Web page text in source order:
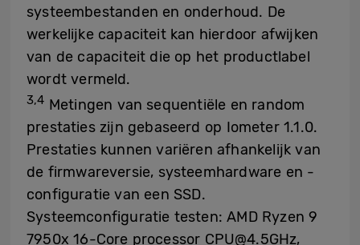
systeembestanden en onderhoud. De
werkelijke capaciteit kan hierdoor afwijken
van de capaciteit die op het productlabel
wordt vermeld.
3,4 Metingen van sequentiële en random
prestaties zijn gebaseerd op Iometer 1.1.0.
Prestaties kunnen variëren afhankelijk van
de firmwareversie, systeemhardware en -
configuratie van een SSD.
Systeemconfiguratie testen: AMD Ryzen 9
7950x 16-Core processor CPU@4.5GHz,